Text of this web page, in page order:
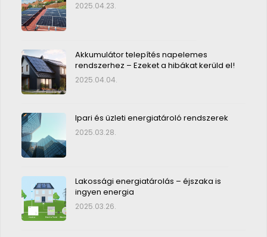
2025.04.23.
Akkumulátor telepítés napelemes
rendszerhez – Ezeket a hibákat kerüld el!
2025.04.04.
Ipari és üzleti energiatároló rendszerek
2025.03.28.
Lakossági energiatárolás – éjszaka is
ingyen energia
2025.03.26.